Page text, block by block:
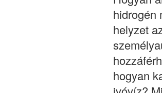
hidrogén
helyzet
hogyan